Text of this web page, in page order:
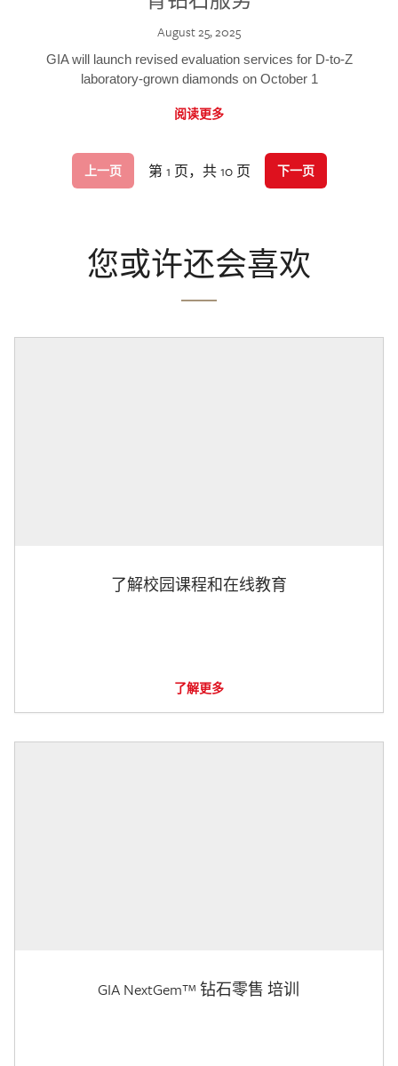
August 25, 2025
GIA will launch revised evaluation services for D-to-Z
laboratory-grown diamonds on October 1
阅读更多
上一页 第 1 页，共 10 页 下一页
您或许还会喜欢
了解校园课程和在线教育
了解更多
GIA NextGem™ 钻石零售 培训